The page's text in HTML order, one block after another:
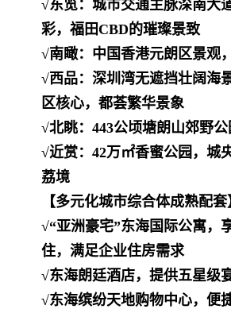
√东览：城市交通主脉深南大
彩，福田CBD的璀璨景致
√南瞰：中国香港元朗区景观
√西品：深圳湾无遮挡壮阔海
区核心，都荟繁华景象
√北眺：443公顷塘朗山郊野
√近赏：42万㎡香蜜公园，城
荔境
【多元化城市综合体成熟配套
√“亚洲豪宅”东海国际公寓，
住，满足企业住房需求
√东海朗廷酒店，提供五星级
√东海缤纷天地购物中心，便